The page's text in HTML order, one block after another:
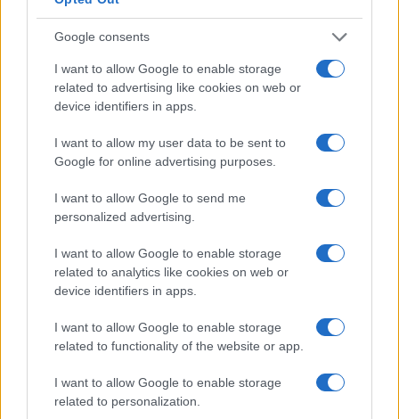
Google consents
I want to allow Google to enable storage
related to advertising like cookies on web or
device identifiers in apps.
I want to allow my user data to be sent to
Google for online advertising purposes.
I want to allow Google to send me
personalized advertising.
I want to allow Google to enable storage
related to analytics like cookies on web or
device identifiers in apps.
I want to allow Google to enable storage
related to functionality of the website or app.
I want to allow Google to enable storage
related to personalization.
Harley Flanagan riflette sul futuro dei tour con i Cro-
Andrea Innocenti · 6 Ago 2026